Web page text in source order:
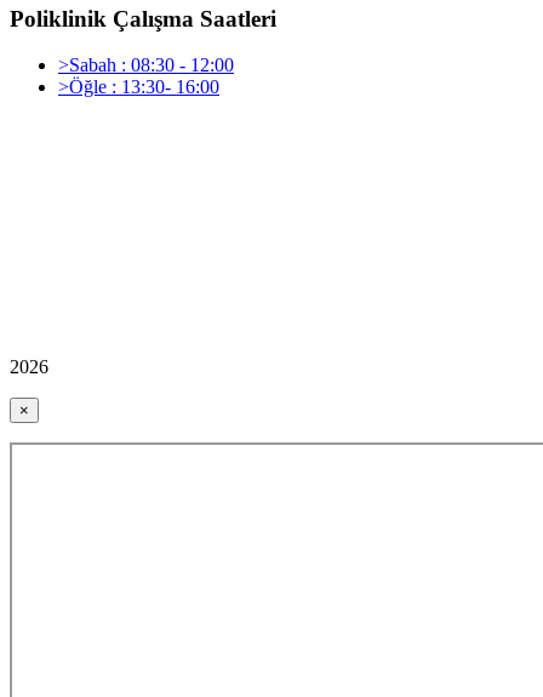
Poliklinik Çalışma Saatleri
>Sabah : 08:30 - 12:00
>Öğle : 13:30- 16:00
2026
×